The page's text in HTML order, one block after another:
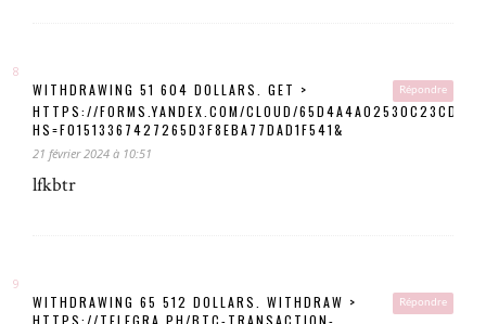
Répondre
WITHDRAWING 51 604 DOLLARS. GЕТ >
HTTPS://FORMS.YANDEX.COM/CLOUD/
HS=F01513367427265D3F8EBA77DAD1F541&
21 février 2024 à 10:51
lfkbtr
Répondre
WITHDRAWING 65 512 DOLLARS. WITHDRАW >